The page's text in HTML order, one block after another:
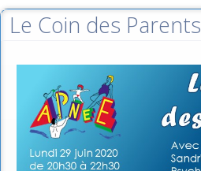
Le Coin des Parents